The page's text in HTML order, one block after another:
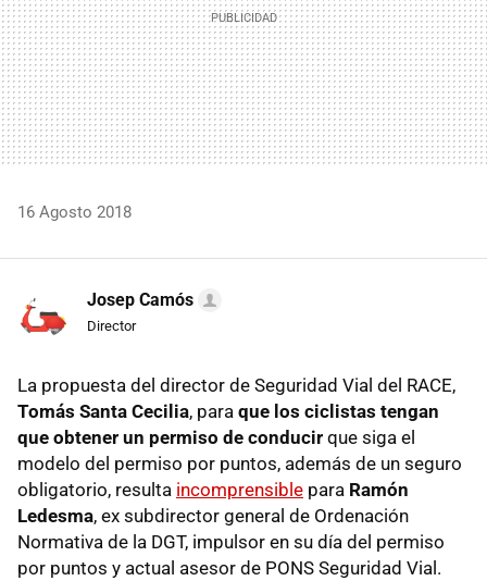
16 Agosto 2018
Josep Camós
Director
La propuesta del director de Seguridad Vial del RACE,
Tomás Santa Cecilia, para que los ciclistas tengan
que obtener un permiso de conducir que siga el
modelo del permiso por puntos, además de un seguro
obligatorio, resulta incomprensible para Ramón
Ledesma, ex subdirector general de Ordenación
Normativa de la DGT, impulsor en su día del permiso
por puntos y actual asesor de PONS Seguridad Vial.